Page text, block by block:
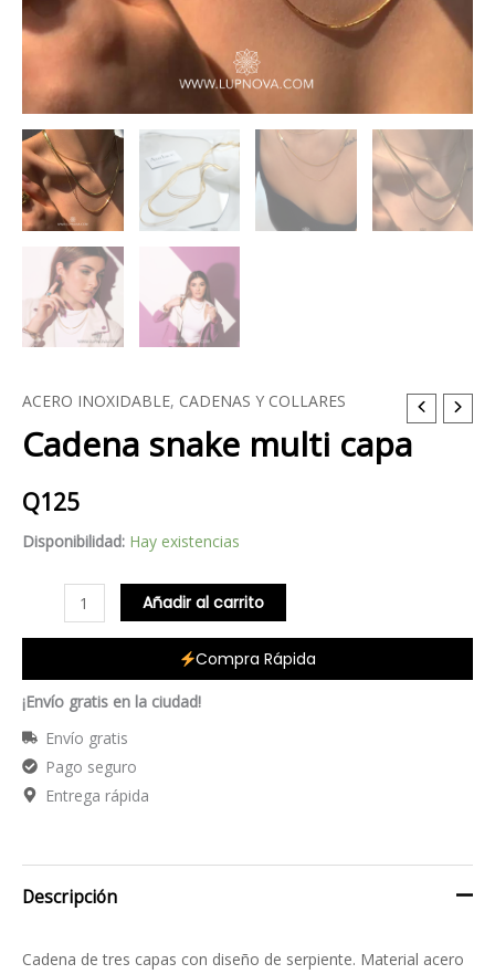
ACERO INOXIDABLE, CADENAS Y COLLARES
Cadena snake multi capa
Q125
Disponibilidad: Hay existencias
Cadena
snake
multi
capa
cantidad
Añadir al carrito
Compra Rápida
¡Envío gratis en la ciudad!
Envío gratis
Pago seguro
Entrega rápida
Descripción
Cadena de tres capas con diseño de serpiente. Material acero